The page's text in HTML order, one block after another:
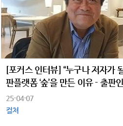
[포커스 인터뷰] “누구나 저자가
판플랫폼 ‘숲’을 만든 이유 - 출판
의 35년 내공과 새로운 도전
25-04-07
컬쳐